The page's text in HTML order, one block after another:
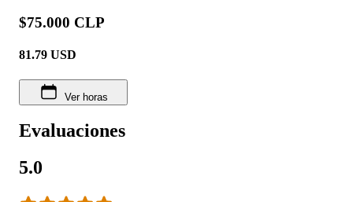
$75.000 CLP
81.79 USD
Ver horas
Evaluaciones
5.0